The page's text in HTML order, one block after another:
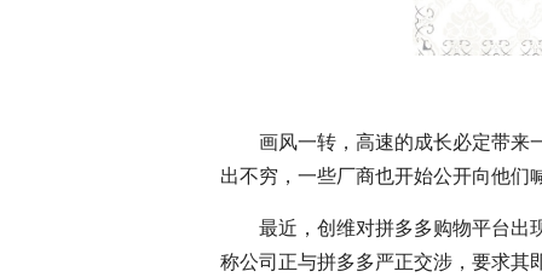
画风一转，高速的成长必定带来
出不穷，一些厂商也开始公开向他们
最近，创维对拼多多购物平台出
称公司正与拼多多严正交涉，要求其